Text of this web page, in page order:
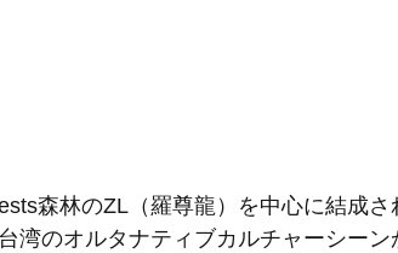
森林のZL（羅尊龍）を中心に結成
湾のオルタナティブカルチャーシー